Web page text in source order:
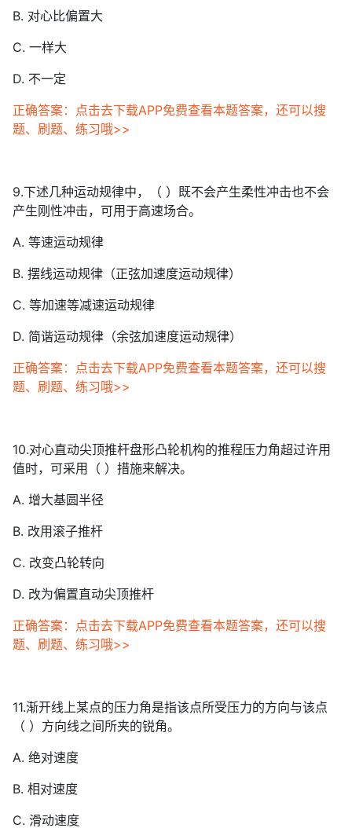
B. 对心比偏置大
C. 一样大
D. 不一定
正确答案：点击去下载APP免费查看本题答案，还可以搜
题、刷题、练习哦>>
9.下述几种运动规律中，（ ）既不会产生柔性冲击也不会
产生刚性冲击，可用于高速场合。
A. 等速运动规律
B. 摆线运动规律（正弦加速度运动规律）
C. 等加速等减速运动规律
D. 简谐运动规律（余弦加速度运动规律）
正确答案：点击去下载APP免费查看本题答案，还可以搜
题、刷题、练习哦>>
10.对心直动尖顶推杆盘形凸轮机构的推程压力角超过许用
值时，可采用（ ）措施来解决。
A. 增大基圆半径
B. 改用滚子推杆
C. 改变凸轮转向
D. 改为偏置直动尖顶推杆
正确答案：点击去下载APP免费查看本题答案，还可以搜
题、刷题、练习哦>>
11.渐开线上某点的压力角是指该点所受压力的方向与该点
（ ）方向线之间所夹的锐角。
A. 绝对速度
B. 相对速度
C. 滑动速度